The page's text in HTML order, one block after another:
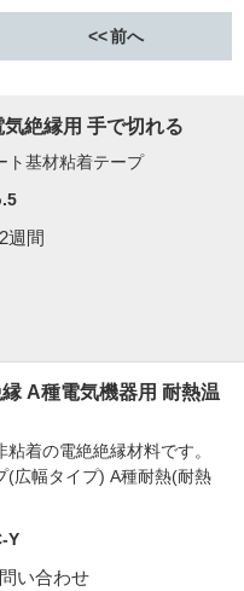
前へ
絶縁用 手で切れる
ト基材粘着テープ
週間
A種電気機器用 耐熱温
着の電絶絶縁材料です。
(広幅タイプ) A種耐熱(耐熱
Y
い合わせ